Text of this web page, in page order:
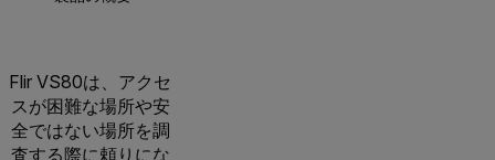
Flir VS80は、アクセ
スが困難な場所や安
全ではない場所を調
査する際に頼りにな